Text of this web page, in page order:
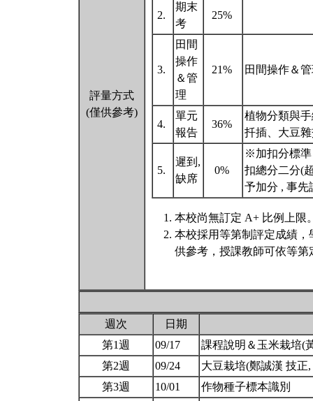
評量方式
(僅供參考)
2.
期末
考
25%
3.
田間
操作
＆管
理
21% 田間操作＆
4.
單元
報告
36%
植物分類與
扦插、大豆
5.
遲到,
缺席
0%
※加扣分標準
扣總分二分(
予加分 , 事
本校尚無訂定 A+ 比例上限
本校採用等第制評定成績
供參考，授課教師可依等
週次
日期
第1週
09/17
課程說明＆玉米栽培(
第2週
09/24
大豆栽培(鄭誠漢 技正
第3週
10/01 作物種子標本識別